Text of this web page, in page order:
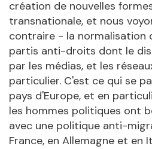
création de nouvelles
transnationale, et nous
contraire - la normalisation
partis anti-droits dont le
par les médias, et les
particulier. C'est ce qui se
pays d'Europe, et en
les hommes politiques ont
avec une politique anti-
France, en Allemagne et en